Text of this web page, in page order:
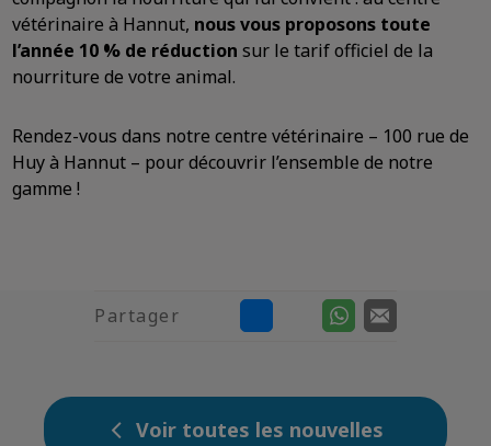
vétérinaire à Hannut, nous vous proposons toute
l’année 10 % de réduction sur le tarif officiel de la
nourriture de votre animal.
Rendez-vous dans notre centre vétérinaire – 100 rue de
Huy à Hannut – pour découvrir l’ensemble de notre
gamme !
Partager
Voir toutes les nouvelles